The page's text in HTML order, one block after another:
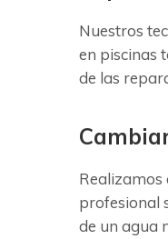
Nuestros
en piscinas
de las
Realizamos
profesional
de un agua